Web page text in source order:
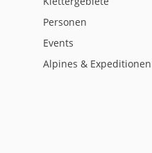
Personen
Events
Alpines & Expeditionen